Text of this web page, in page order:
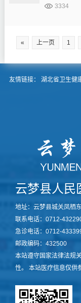
共享充电
3334
« 上一页 1
友情链接： 湖北省卫生健
云梦县人民
地址：云梦县城关凤栖
联系电话：0712-
急诊电话：0712-
邮政编码：432500
本站遵守国家法律法规
性。 本站医疗信息仅供